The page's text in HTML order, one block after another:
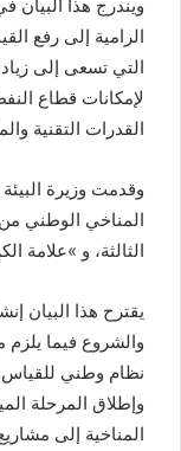
ويندرج هذا البيان
الرامية إلى رفع
التي تسعى إلى
لإمكانات قطاع
القدرات التقنية
وقدمت وزيرة البيئة
المناخي الوطني
الثالثة، و »علامة
يقترح هذا البيان
والشروع فيما
نظام وطني للقياس
وإطلاق المرحلة
المناخية إلى